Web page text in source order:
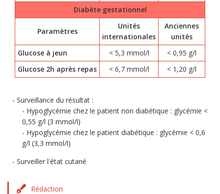
Diabète gestationnel
Paramètres
Unités
internationales
Anciennes
unités
Glucose à jeun
< 5,3 mmol/l
< 0,95 g/l
Glucose 2h après repas
< 6,7 mmol/l < 1,20 g/l
Surveillance du résultat :
Hypoglycémie chez le patient non diabétique : glycémie <
0,55 g/l (3 mmol/l)
Hypoglycémie chez le patient diabétique : glycémie < 0,6
g/l (3,3 mmol/l)
Surveiller l'état cutané
Rédaction